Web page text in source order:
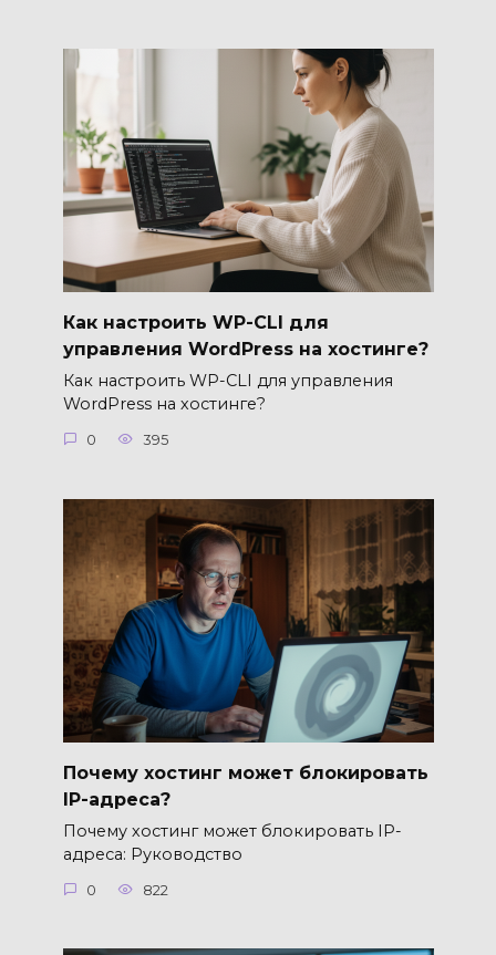
Как настроить WP-CLI для
управления WordPress на хостинге?
Как настроить WP-CLI для управления
WordPress на хостинге?
0 395
Почему хостинг может блокировать
IP-адреса?
Почему хостинг может блокировать IP-
адреса: Руководство
0 822